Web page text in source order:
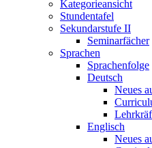
Kategorieansicht
Stundentafel
Sekundarstufe II
Seminarfächer
Sprachen
Sprachenfolge
Deutsch
Neues
Englisch
Neues